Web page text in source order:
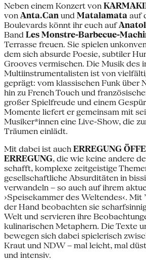
Neben einem Konzert von
von Anta.Can und Matalamata auf
Boulevards könnt ihr euch auf
Band Les Monstre-Barbecue-
Terrasse freuen. Sie spielen
dem sich absurde Poesie, subtiler
Grooves vermischen. Die Musik des
Multiinstrumentalisten ist von
geprägt: vom klassischen Funk über
hin zu French Touch und
großer Spielfreude und einem
Momente liefert er gemeinsam mit
Musiker*innen eine Live-Show, die
Träumen einlädt.
Mit dabei ist auch ERREGUNG
ERREGUNG, die wie keine andere
schafft, komplexe zeitgeistige
gesellschaftliche Absurditäten in
verwandeln – so auch auf ihrem
›Speisekammer des Weltendes‹. Mit
der Hand beobachten sie
Welt und servieren ihre
kulinarischen Metaphern. Die Texte
bewegen sich dabei spielerisch
Kraut und NDW – mal leicht, mal
und intensiv.